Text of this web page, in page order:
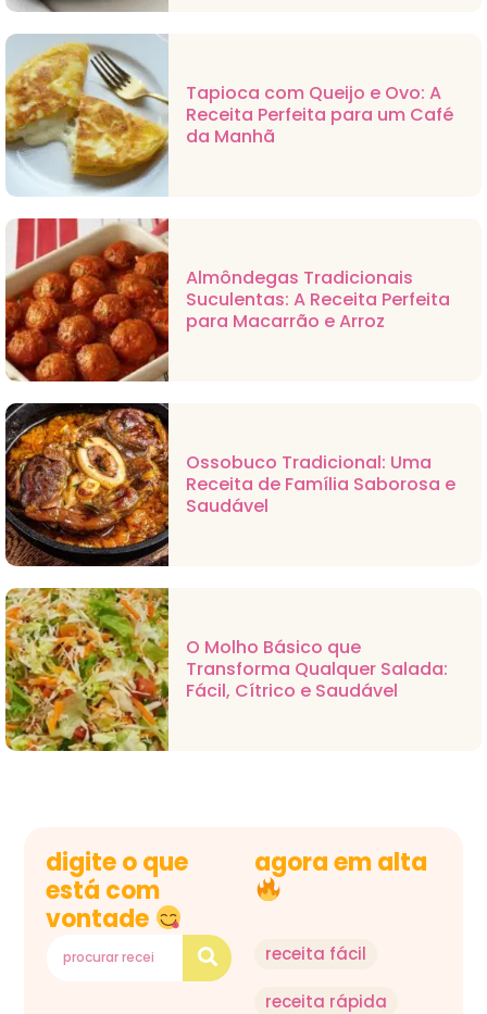
Tapioca com Queijo e Ovo: A
Receita Perfeita para um Café
da Manhã
Almôndegas Tradicionais
Suculentas: A Receita Perfeita
para Macarrão e Arroz
Ossobuco Tradicional: Uma
Receita de Família Saborosa e
Saudável
O Molho Básico que
Transforma Qualquer Salada:
Fácil, Cítrico e Saudável
digite o que
está com
vontade
agora em alta
receita fácil
receita rápida